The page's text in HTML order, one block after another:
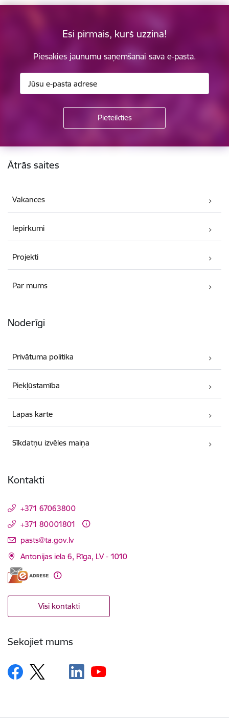
Esi pirmais, kurš uzzina!
Piesakies jaunumu saņemšanai savā e-pastā.
Kājene
Ātrās saites
Vakances
Iepirkumi
Projekti
Par mums
Noderīgi
Privātuma politika
Piekļūstamība
Lapas karte
Sīkdatņu izvēles maiņa
Kontakti
+371 67063800
+371 80001801
E-pasts:
pasts@ta.gov.lv
Antonijas iela 6, Rīga, LV - 1010
Visi kontakti
Sekojiet mums